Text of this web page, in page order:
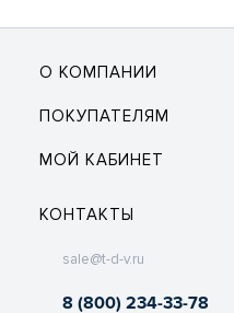
О КОМПАНИИ
ПОКУПАТЕЛЯМ
МОЙ КАБИНЕТ
КОНТАКТЫ
sale@t-d-v.ru
8 (800) 234-33-78